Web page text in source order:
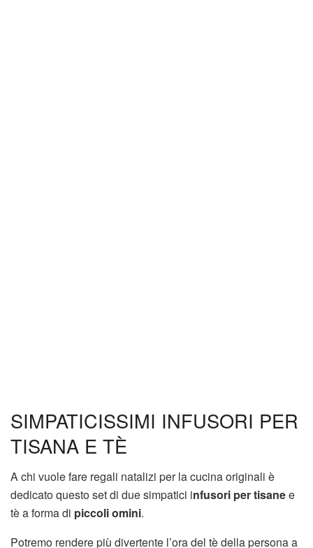
SIMPATICISSIMI INFUSORI PER
TISANA E TÈ
A chi vuole fare regali natalizi per la cucina originali è
dedicato questo set di due simpatici infusori per tisanee
tè a forma di piccoli omini.
Potremo rendere più divertente l’ora del tè della persona a